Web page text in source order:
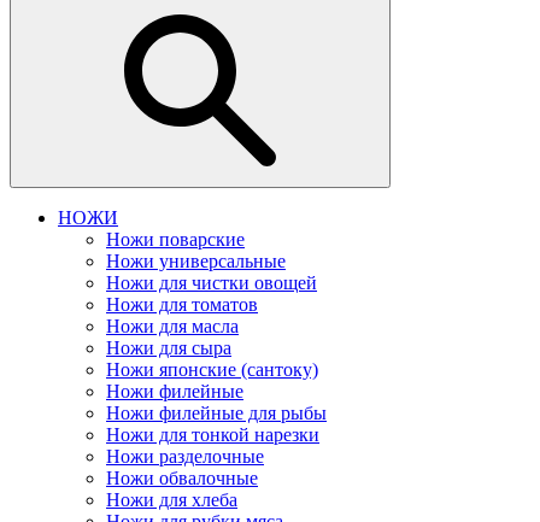
НОЖИ
Ножи поварские
Ножи универсальные
Ножи для чистки овощей
Ножи для томатов
Ножи для масла
Ножи для сыра
Ножи японские (сантоку)
Ножи филейные
Ножи филейные для рыбы
Ножи для тонкой нарезки
Ножи разделочные
Ножи обвалочные
Ножи для хлеба